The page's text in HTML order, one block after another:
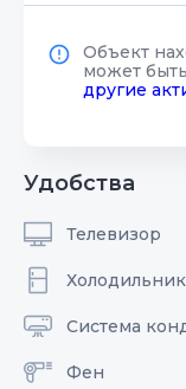
Объект
может
другие
Удобства
Телевизор
Холодильник
Система
Фен